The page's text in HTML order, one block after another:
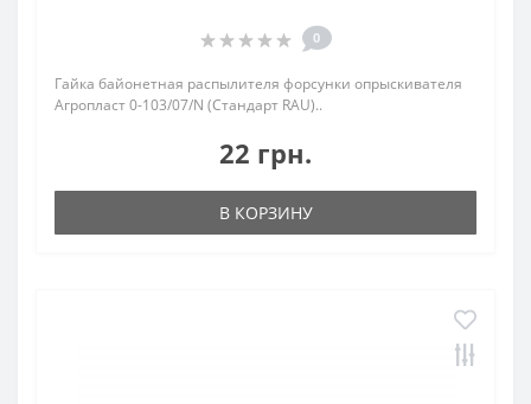
0
Гайка байонетная распылителя форсунки опрыскивателя
Агропласт 0-103/07/N (Стандарт RAU)..
22 грн.
В КОРЗИНУ